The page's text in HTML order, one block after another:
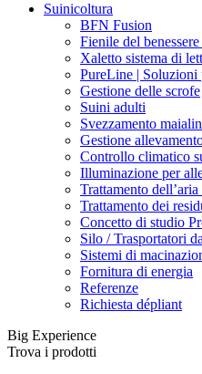
Suinicoltura
BFN Fusion
Fienile del
Xaletto sistema di
PureLine | Soluzioni
Gestione delle scrofe
Suini adulti
Svezzamento
Gestione
Controllo climatico
Illuminazione per
Trattamento dell’aria
Trattamento dei
Concetto di studio
Silo / Trasportatori
Sistemi di
Fornitura di energia
Referenze
Richiesta dépliant
Big Experience
Trova i prodotti